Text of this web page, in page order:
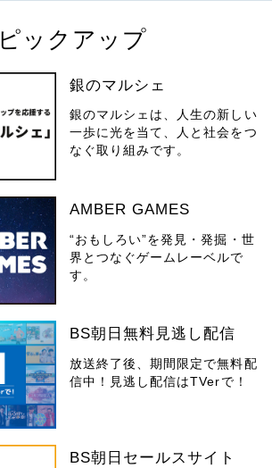
ピックアップ
銀のマルシェ
銀のマルシェは、人生の新しい
一歩に光を当て、人と社会をつ
なぐ取り組みです。
AMBER GAMES
“おもしろい”を発見・発掘・世
界とつなぐゲームレーベルで
す。
BS朝日無料見逃し配信
放送終了後、期間限定で無料配
信中！見逃し配信はTVerで！
BS朝日セールスサイト